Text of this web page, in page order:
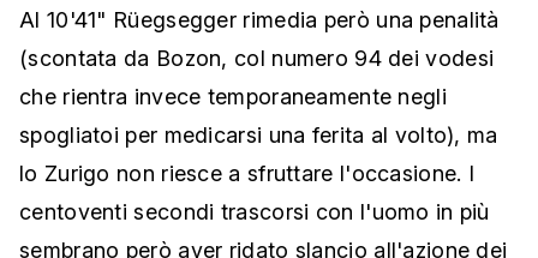
Al 10'41" Rüegsegger rimedia però una penalità
(scontata da Bozon, col numero 94 dei vodesi
che rientra invece temporaneamente negli
spogliatoi per medicarsi una ferita al volto), ma
lo Zurigo non riesce a sfruttare l'occasione. I
centoventi secondi trascorsi con l'uomo in più
sembrano però aver ridato slancio all'azione dei